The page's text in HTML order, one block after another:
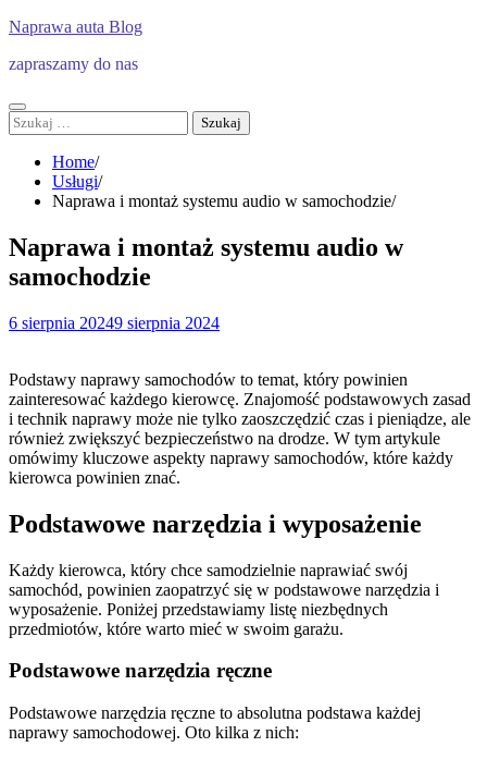
Skip
content
Naprawa auta Blog
zapraszamy do nas
Szukaj:
Home
Usługi
Naprawa i montaż systemu audio w samochodzie
Naprawa i montaż systemu audio w
samochodzie
6 sierpnia 20249 sierpnia 2024
Podstawy naprawy samochodów to temat, który powinien
zainteresować każdego kierowcę. Znajomość podstawowych zasad
i technik naprawy może nie tylko zaoszczędzić czas i pieniądze, ale
również zwiększyć bezpieczeństwo na drodze. W tym artykule
omówimy kluczowe aspekty naprawy samochodów, które każdy
kierowca powinien znać.
Podstawowe narzędzia i wyposażenie
Każdy kierowca, który chce samodzielnie naprawiać swój
samochód, powinien zaopatrzyć się w podstawowe narzędzia i
wyposażenie. Poniżej przedstawiamy listę niezbędnych
przedmiotów, które warto mieć w swoim garażu.
Podstawowe narzędzia ręczne
Podstawowe narzędzia ręczne to absolutna podstawa każdej
naprawy samochodowej. Oto kilka z nich: